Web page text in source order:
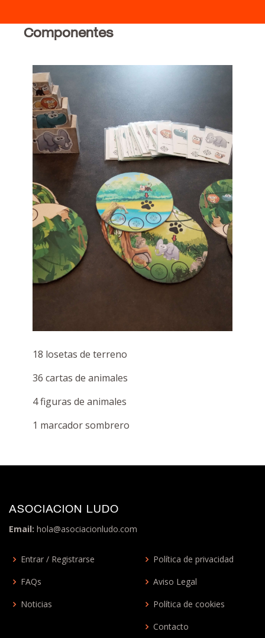
Componentes
18 losetas de terreno
36 cartas de animales
4 figuras de animales
1 marcador sombrero
ASOCIACION LUDO
Email: hola@asociacionludo.com
Entrar / Registrarse
FAQs
Noticias
Política de privacidad
Aviso Legal
Política de cookies
Contacto